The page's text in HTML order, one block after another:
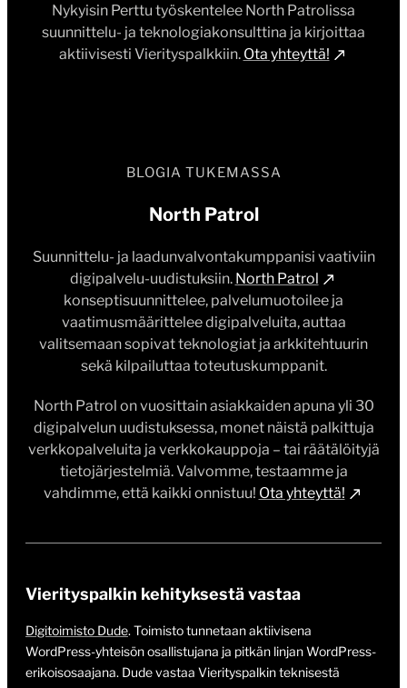
Nykyisin Perttu työskentelee North Patrolissa
suunnittelu- ja teknologiakonsulttina ja kirjoittaa
aktiivisesti Vierityspalkkiin. Ota yhteyttä!
BLOGIA TUKEMASSA
North Patrol
Suunnittelu- ja laadunvalvontakumppanisi vaativiin
digipalvelu-uudistuksiin. North Patrol
konseptisuunnittelee, palvelumuotoilee ja
vaatimusmäärittelee digipalveluita, auttaa
valitsemaan sopivat teknologiat ja arkkitehtuurin
sekä kilpailuttaa toteutuskumppanit.
North Patrol on vuosittain asiakkaiden apuna yli 30
digipalvelun uudistuksessa, monet näistä palkittuja
verkkopalveluita ja verkkokauppoja – tai räätälöityjä
tietojärjestelmiä. Valvomme, testaamme ja
vahdimme, että kaikki onnistuu! Ota yhteyttä!
Vierityspalkin kehityksestä vastaa
Digitoimisto Dude. Toimisto tunnetaan aktiivisena
WordPress-yhteisön osallistujana ja pitkän linjan WordPress-
erikoisosaajana. Dude vastaa Vierityspalkin teknisestä